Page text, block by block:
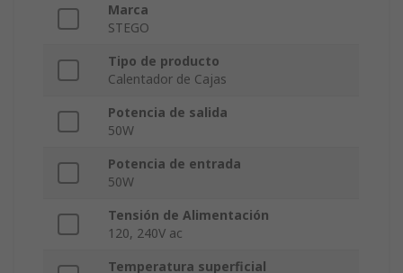
Marca
STEGO
Tipo de producto
Calentador de Cajas
Potencia de salida
50W
Potencia de entrada
50W
Tensión de Alimentación
120, 240V ac
Temperatura superficial